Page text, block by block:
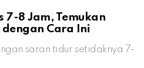
7-8 Jam, Temukan
Cara Ini
saran tidur setidaknya 7-